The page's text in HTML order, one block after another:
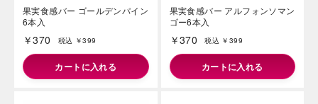
果実食感バー ゴールデンパイン
6本入
￥370 税込 ￥399
カートに入れる
果実食感バー アルフォンソマン
ゴー6本入
￥370 税込 ￥399
カートに入れる